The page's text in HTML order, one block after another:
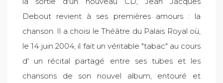
Debout revient à ses premières amours : la
chanson. Il a choisi le Théâtre du Palais Royal où,
le 14 juin 2004, il fait un véritable "tabac" au cours
d' un récital partagé entre ses tubes et les
chansons de son nouvel album, entouré et